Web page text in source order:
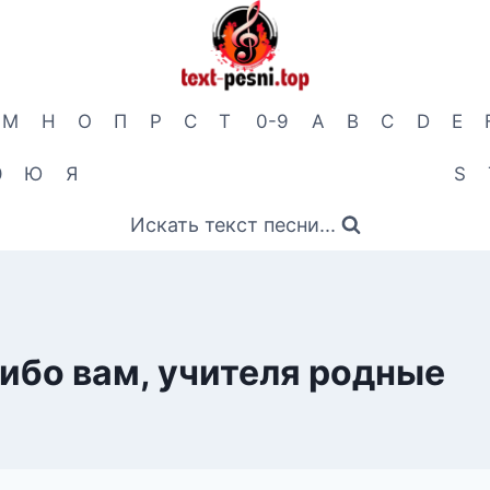
М Н О П Р С Т
Ю Я
0-9 A B C D E
S
Искать текст песни...
вам, учителя родные